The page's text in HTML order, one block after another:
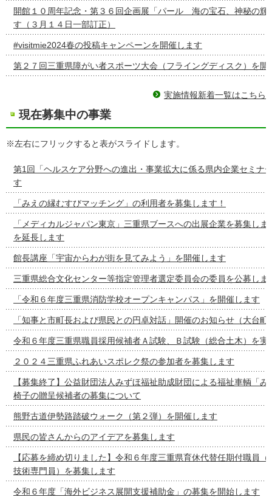
開館１０周年記念・第３６回企画展「パール 海の宝石、神秘の輝
す（３月１４日一部訂正）
#visitmie2024春の投稿キャンペーンを開催します
第２７回三重県障がい者スポーツ大会（フライングディスク）を開
実施情報新着一覧はこちら
現在募集中の事業
※左右にフリックすると表がスライドします。
第1回「ヘルスケア分野への進出・事業拡大に係る県内企業セミナ
す
「みえの縁むすびマッチング」の利用者を募集します！
「メディカルジャパン東京」三重県ブースへの出展企業を募集し
を延長します
館長講座「宇宙からわが街を見てみよう」を開催します
三重県総合文化センター等指定管理者選定委員会の委員を公募しま
「令和６年度三重県消防学校オープンキャンパス」を開催します
「知事と市町長および県民との円卓対話」開催のお知らせ（大台町
令和６年度三重県職員採用候補者Ａ試験、Ｂ試験（総合土木）を実
２０２４三重県ふれあいスポレク祭の参加者を募集します
【募集終了】公益財団法人みずほ福祉助成財団による福祉車輌「
椅子の贈呈候補者の募集について
熊野古道伊勢路踏破ウォーク（第２弾）を開催します
県民の皆さんからのアイデアを募集します
【応募を締め切りました】令和６年度三重県育休代替任期付職員
技術専門員）を募集します
令和６年度「海外ビジネス展開支援補助金」の募集を開始します